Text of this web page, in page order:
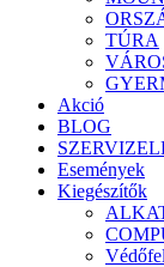
TÚRA
Akció
BLOG
Események
Kiegészítők